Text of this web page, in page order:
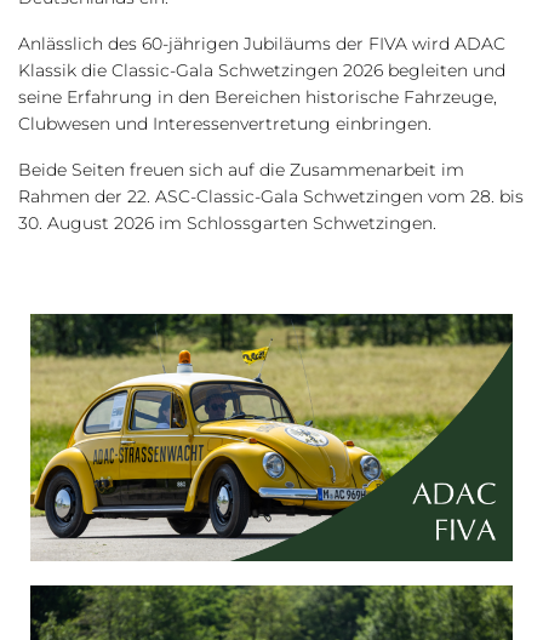
Anlässlich des 60-jährigen Jubiläums der FIVA wird ADAC
Klassik die Classic-Gala Schwetzingen 2026 begleiten und
seine Erfahrung in den Bereichen historische Fahrzeuge,
Clubwesen und Interessenvertretung einbringen.
Beide Seiten freuen sich auf die Zusammenarbeit im
Rahmen der 22. ASC-Classic-Gala Schwetzingen vom 28. bis
30. August 2026 im Schlossgarten Schwetzingen.